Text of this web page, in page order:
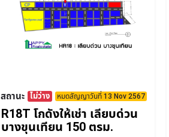
สถานะ ไม่ว่าง หมดสัญญาวันที่ 13 Nov 2567
R18T โกดังให้เช่า เลียบด่วน
บางขุนเทียน 150 ตรม.